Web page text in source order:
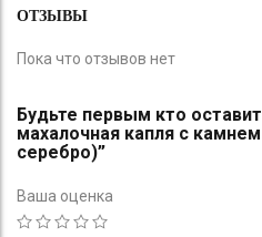
ОТЗЫВЫ
Пока что отзывов нет
Будьте первым кто
махалочная капля с
серебро)”
Ваша оценка